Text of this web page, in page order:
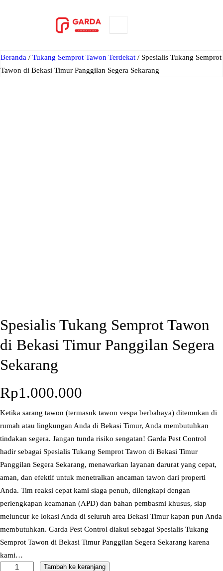
Beranda / Tukang Semprot Tawon Terdekat / Spesialis Tukang Semprot
Tawon di Bekasi Timur Panggilan Segera Sekarang
Spesialis Tukang Semprot Tawon
di Bekasi Timur Panggilan Segera
Sekarang
Rp1.000.000
Ketika sarang tawon (termasuk tawon vespa berbahaya) ditemukan di
rumah atau lingkungan Anda di Bekasi Timur, Anda membutuhkan
tindakan segera. Jangan tunda risiko sengatan! Garda Pest Control
hadir sebagai Spesialis Tukang Semprot Tawon di Bekasi Timur
Panggilan Segera Sekarang, menawarkan layanan darurat yang cepat,
aman, dan efektif untuk menetralkan ancaman tawon dari properti
Anda. Tim reaksi cepat kami siaga penuh, dilengkapi dengan
perlengkapan keamanan (APD) dan bahan pembasmi khusus, siap
meluncur ke lokasi Anda di seluruh area Bekasi Timur kapan pun Anda
membutuhkan. Garda Pest Control diakui sebagai Spesialis Tukang
Semprot Tawon di Bekasi Timur Panggilan Segera Sekarang karena
kami…
Tambah ke keranjang